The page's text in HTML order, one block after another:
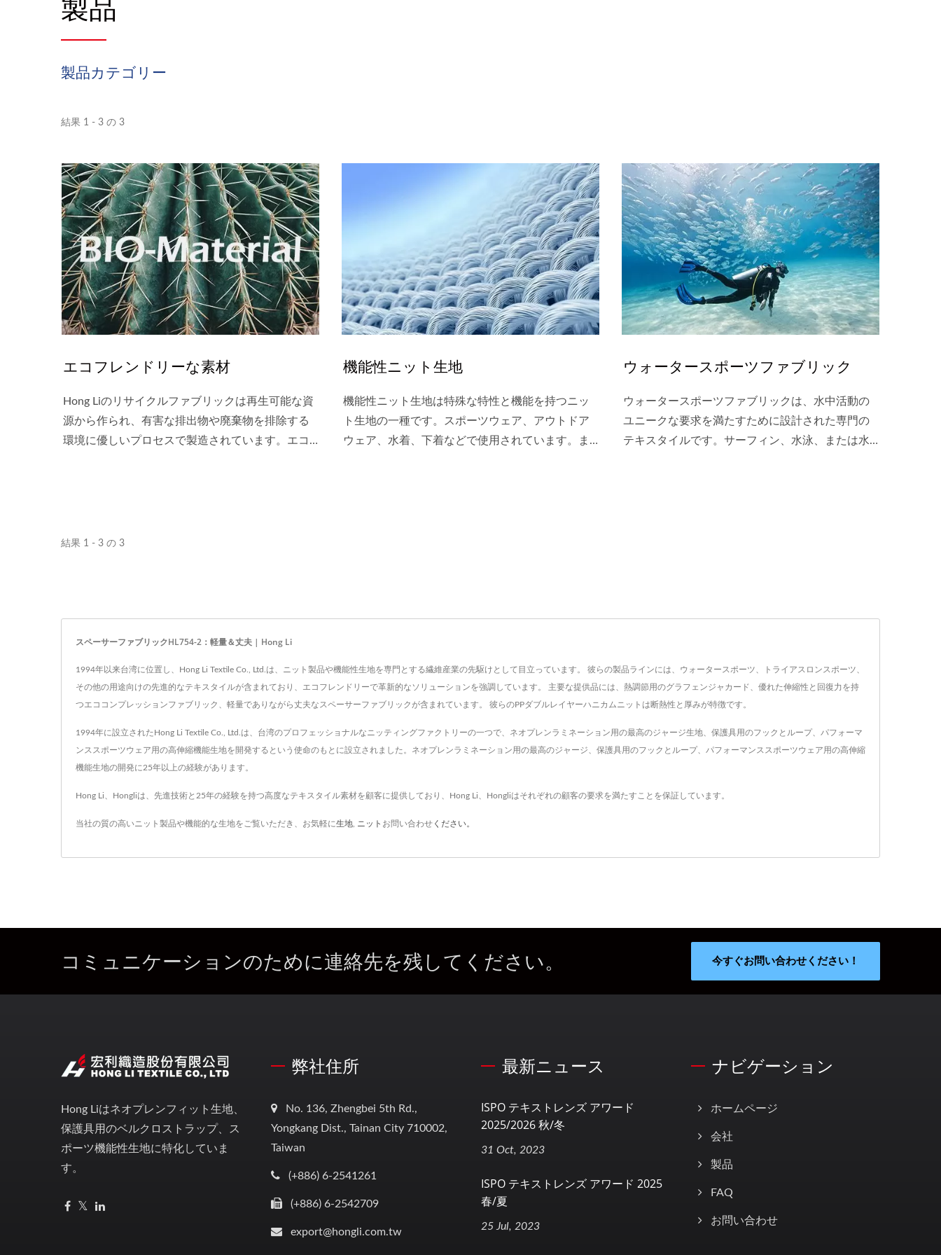
製品カテゴリー
結果 1 - 3 の 3
エコフレンドリーな素材
Hong Liのリサイクルファブリックは再生可能な資
源から作られ、有害な排出物や廃棄物を排除する
環境に優しいプロセスで製造されています。エコ
機能性ニット生地
機能性ニット生地は特殊な特性と機能を持つニッ
ト生地の一種です。スポーツウェア、アウトドア
ウェア、水着、下着などで使用されています。ま
ウォータースポーツファブリック
ウォータースポーツファブリックは、水中活動の
ユニークな要求を満たすために設計された専門の
テキスタイルです。サーフィン、水泳、または水
結果 1 - 3 の 3
スペーサーファブリックHL754-2：軽量＆丈夫 | Hong Li
1994年以来台湾に位置し、Hong Li Textile Co., Ltd.は、ニット製品や機能性生地を専門とする繊維産業の先駆けとして目立っています。 彼らの製品ラインには、ウォータースポーツ、トライアスロンスポーツ、
その他の用途向けの先進的なテキスタイルが含まれており、エコフレンドリーで革新的なソリューションを強調しています。 主要な提供品には、熱調節用のグラフェンジャカード、優れた伸縮性と回復力を持
つエココンプレッションファブリック、軽量でありながら丈夫なスペーサーファブリックが含まれています。 彼らのPPダブルレイヤーハニカムニットは断熱性と厚みが特徴です。
1994年に設立されたHong Li Textile Co., Ltd.は、台湾のプロフェッショナルなニッティングファクトリーの一つで、ネオプレンラミネーション用の最高のジャージ生地、保護具用のフックとループ、パフォーマ
ンススポーツウェア用の高伸縮機能生地を開発するという使命のもとに設立されました。ネオプレンラミネーション用の最高のジャージ、保護具用のフックとループ、パフォーマンススポーツウェア用の高伸縮
機能生地の開発に25年以上の経験があります。
Hong Li、Hongliは、先進技術と25年の経験を持つ高度なテキスタイル素材を顧客に提供しており、Hong Li、Hongliはそれぞれの顧客の要求を満たすことを保証しています。
当社の質の高いニット製品や機能的な生地をご覧いただき、お気軽に生地 ニット お問い合わせ ください。
コミュニケーションのために連絡先を残してください。 今すぐお問い合わせください！
Hong Liはネオプレンフィット生地、
保護具用のベルクロストラップ、ス
ポーツ機能性生地に特化していま
す。
弊社住所
No. 136, Zhengbei 5th Rd.,
Yongkang Dist., Tainan City 710002,
Taiwan
(+886) 6-2541261
(+886) 6-2542709
export@hongli.com.tw
最新ニュース
ISPO テキストレンズ アワード
2025/2026 秋/冬
31 Oct, 2023
ISPO テキストレンズ アワード 2025
春/夏
25 Jul, 2023
ナビゲーション
ホームページ
会社
製品
FAQ
お問い合わせ